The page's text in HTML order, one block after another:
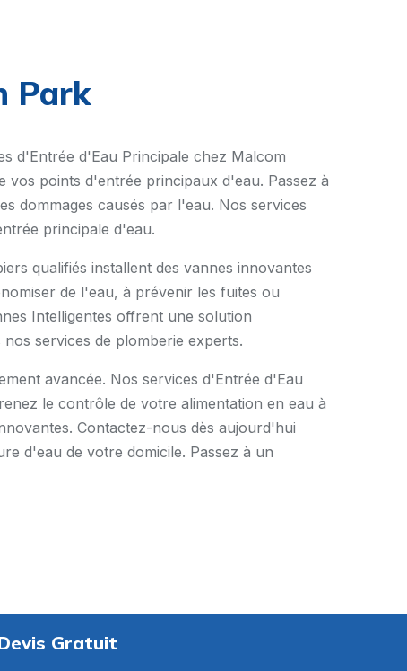
Park
d'Entrée d'Eau Principale chez Malcom
vos points d'entrée principaux d'eau. Passez à
dommages causés par l'eau. Nos services
principale d'eau.
qualifiés installent des vannes innovantes
de l'eau, à prévenir les fuites ou
Intelligentes offrent une solution
services de plomberie experts.
avancée. Nos services d'Entrée d'Eau
le contrôle de votre alimentation en eau à
Contactez-nous dès aujourd'hui
d'eau de votre domicile. Passez à un
Gratuit